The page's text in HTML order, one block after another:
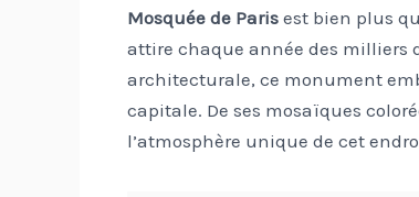
Mosquée de Parisest bien plus
attire chaque année des milliers
architecturale, ce monument
capitale. De ses mosaïques
l’atmosphère unique de cet